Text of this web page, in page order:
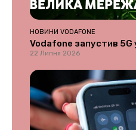
НОВИНИ VODAFONE
Vodafone запустив 5G
22 Липня 2026